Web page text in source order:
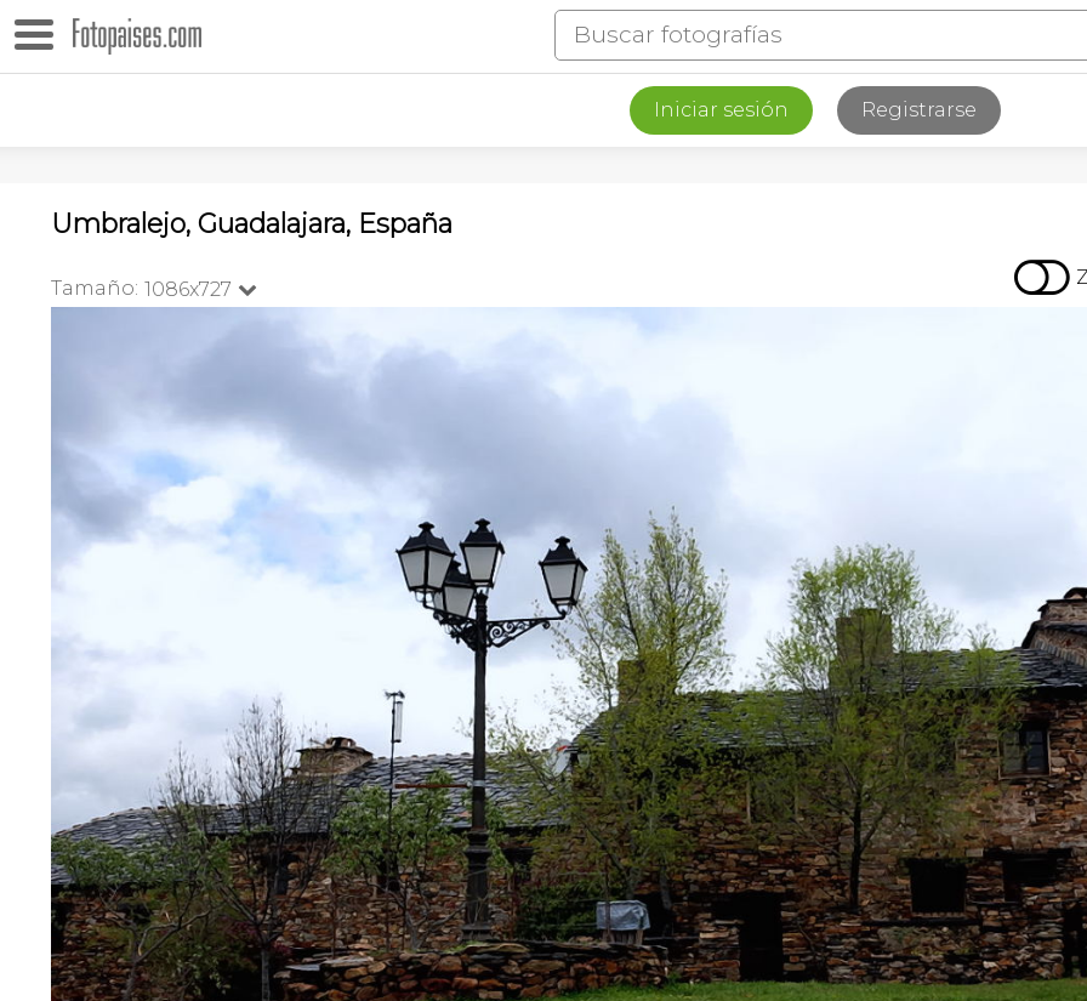
Iniciar sesión Registrarse
Umbralejo, Guadalajara, España
Tamaño: 1086x727  